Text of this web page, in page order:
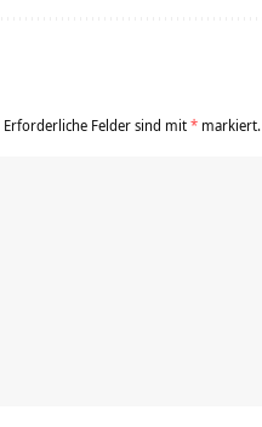
Erforderliche Felder sind mit* markiert.